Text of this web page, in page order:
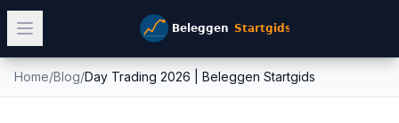
Home/Blog/Day Trading 2026 | Beleggen Startgids